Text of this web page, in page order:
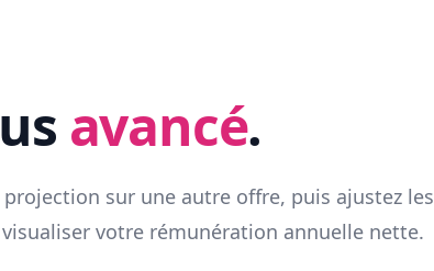
avancé.
sur une autre offre, puis ajustez les
votre rémunération annuelle nette.